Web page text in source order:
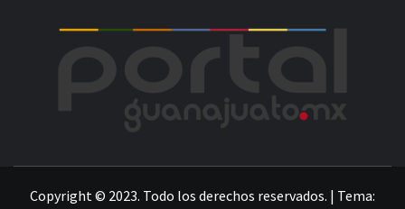
Copyright © 2023. Todo los derechos reservados. | Tema: